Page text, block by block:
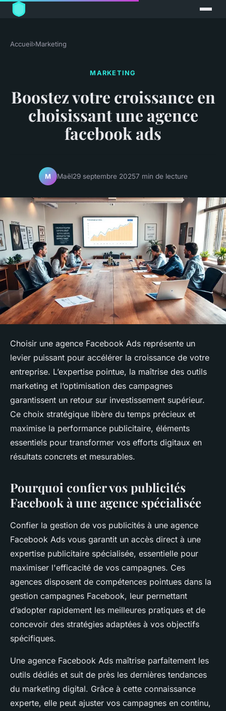
Accueil›Marketing
MARKETING
Boostez votre croissance en
choisissant une agence
facebook ads
M Maël29 septembre 20257 min de lecture
Choisir une agence Facebook Ads représente un
levier puissant pour accélérer la croissance de votre
entreprise. L’expertise pointue, la maîtrise des outils
marketing et l’optimisation des campagnes
garantissent un retour sur investissement supérieur.
Ce choix stratégique libère du temps précieux et
maximise la performance publicitaire, éléments
essentiels pour transformer vos efforts digitaux en
résultats concrets et mesurables.
Pourquoi confier vos publicités
Facebook à une agence spécialisée
Confier la gestion de vos publicités à une agence
Facebook Ads vous garantit un accès direct à une
expertise publicitaire spécialisée, essentielle pour
maximiser l'efficacité de vos campagnes. Ces
agences disposent de compétences pointues dans la
gestion campagnes Facebook, leur permettant
d’adopter rapidement les meilleures pratiques et de
concevoir des stratégies adaptées à vos objectifs
spécifiques.
Une agence Facebook Ads maîtrise parfaitement les
outils dédiés et suit de près les dernières tendances
du marketing digital. Grâce à cette connaissance
experte, elle peut ajuster vos campagnes en continu,